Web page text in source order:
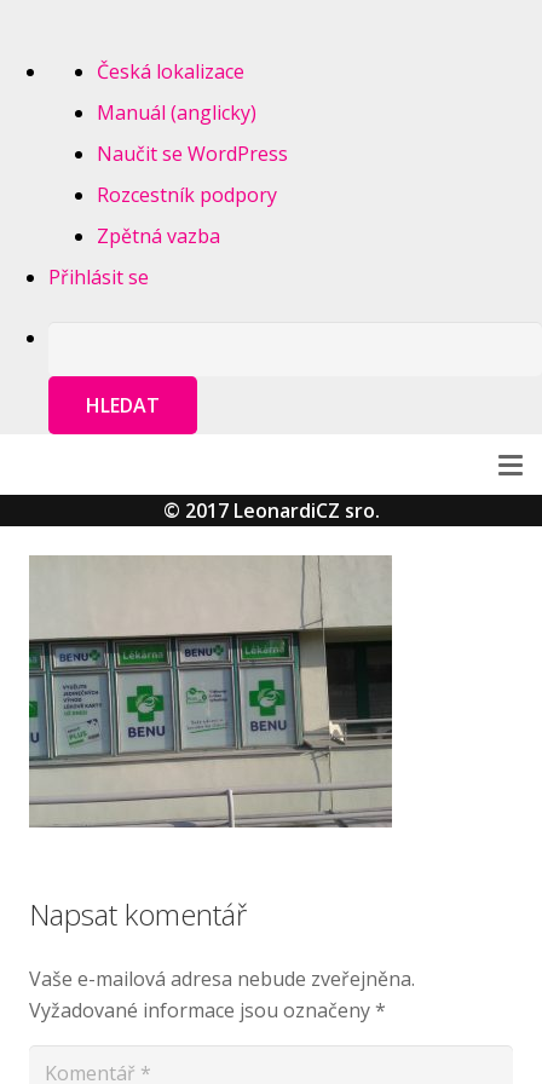
WordPressu
Česká lokalizace
Manuál (anglicky)
Naučit se WordPress
Rozcestník podpory
Zpětná vazba
Přihlásit se
© 2017 LeonardiCZ sro.
Napsat komentář
Vaše e-mailová adresa nebude zveřejněna.
Vyžadované informace jsou označeny*